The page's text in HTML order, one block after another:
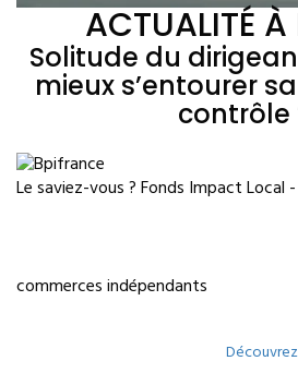
ACTUALITÉ À
Solitude du
mieux s’entourer
contrôle
Le saviez-vous ?Fonds Impact Local
commerces indépendants